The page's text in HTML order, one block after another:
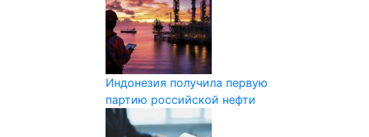
Индонезия получила первую
партию российской нефти